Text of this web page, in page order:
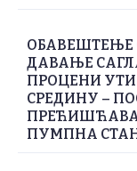
ОБАВЕШТЕЊЕ
ДАВАЊЕ
ПРОЦЕНИ
СРЕДИНУ –
ПУМПНА